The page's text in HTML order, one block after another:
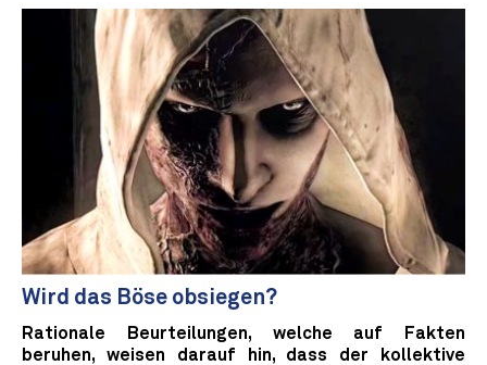
Wird das Böse obsiegen?
Rationale Beurteilungen, welche auf Fakten
beruhen, weisen darauf hin, dass der kollektive